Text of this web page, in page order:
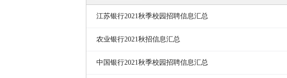
江苏银行2021秋季校园招聘信息汇总
农业银行2021秋招信息汇总
中国银行2021秋季校园招聘信息汇总